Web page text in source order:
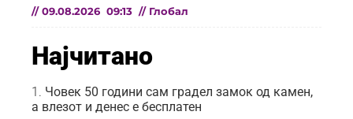
// 09.08.2026 09:13 // Глобал
Најчитано
Човек 50 години сам градел замок од камен,
а влезот и денес е бесплатен